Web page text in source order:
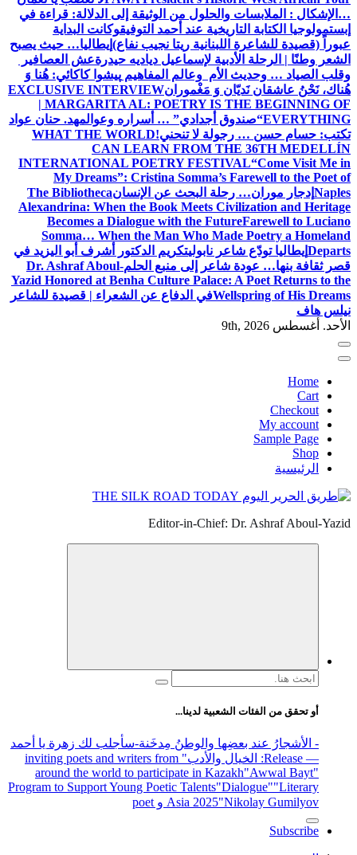
…الإشكال : الملابسات والحلول من الوثيقة إلى الدلالة: قراءة في
إبستمولوجيا الكتابة التاريخية عند أحمد التوفيقوكانت البداية
عبوراً (قصيدة للشاعرة اللبنانية ريتا نجيب نفاع) إيطاليا… حيث يصبح
الشعر وطنًا | الرحلة الأدبية لإسماعيل دياديه حيدرةعش العصافير
وقلب الصياد … وحديث الأم وعالم المفاهيم پیشوا کاکائي: هُنا وَ
هُناك، نَحْنُ عاشقان نَديّان وَ مَغْمورانEXCLUSIVE INTERVIEW
| MARGARITA AL: POETRY IS THE BEGINNING OF
EVERYTHING“صندوق أجدادي” … أسراره وعوالمهد. حنان عواد
تكتب: حسام حسن … رجولة لا تنحني!WHAT THE WORLD
CAN LEARN FROM THE 36TH MEDELLÍN
INTERNATIONAL POETRY FESTIVAL“Come Visit Me in
My Dreams”: Cristina Somma’s Farewell to the Poet of
Naples إدجار موران… رحلة البحث عن الإنسانThe Bibliotheca
Alexandrina: When the Book Meets Civilization and Heritage
Becomes a Dialogue with the FutureFarewell to Luciano
Somma… When the Man Who Made Poetry a Homeland
Departs إيطاليا تودّع شاعر نابوليتكريم الدكتور أشرف أبو اليزيد في
قصر ثقافة بنها… عودة شاعر إلى منبع الحلمDr. Ashraf Aboul-
Yazid Honored at Benha Culture Palace: A Poet Returns to the
Wellspring of His Dreamsفي الدفاع عن الشعراء | قصيدة للشاعر
نيلس هاف
الأحد. أغسطس 9th, 2026
Home
Cart
Checkout
My account
Sample Page
Shop
الرئيسية
Editor-in-Chief: Dr. Ashraf Aboul-Yazid
البحث
أو تحقق من الفئات الشعبية لدينا...
- الأشجارُ عند بعضِها والوطنُ مِدخَنة-سأجلب لك زهرة يا أحمد
— Release
: الخيال والأدب
" inviting poets and writers from
around the world to participate in Kazakh"Awwal Bayt"
Program to Support Young Poetic Talents"Dialogue""Literary
Asia 2025"Nikolay Gumilyov و poet
Subscribe